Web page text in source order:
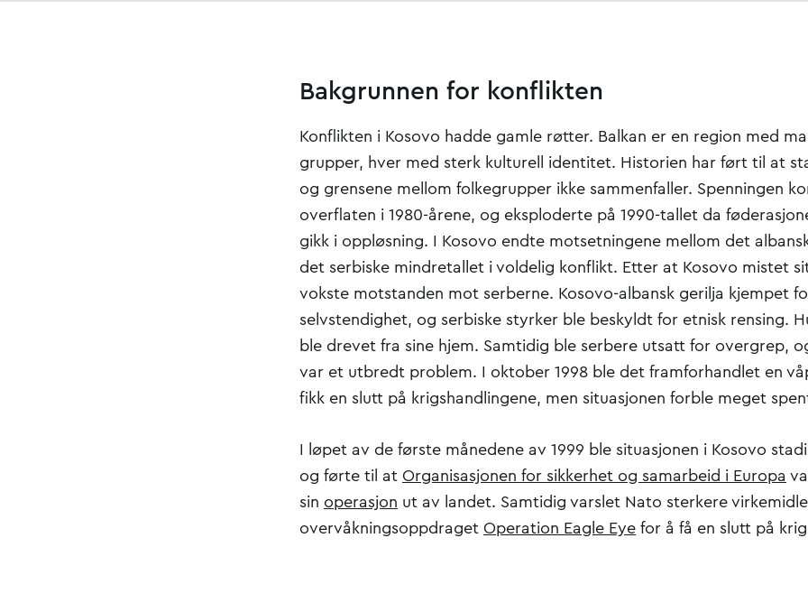
Bakgrunnen for konflikten
Konflikten i Kosovo hadde gamle røtter. Balkan er en region med
grupper, hver med sterk kulturell identitet. Historien har ført til at
og grensene mellom folkegrupper ikke sammenfaller. Spenningen
overflaten i 1980-årene, og eksploderte på 1990-tallet da
gikk i oppløsning. I Kosovo endte motsetningene mellom det
det serbiske mindretallet i voldelig konflikt. Etter at Kosovo mistet
vokste motstanden mot serberne. Kosovo-albansk gerilja kjempet
selvstendighet, og serbiske styrker ble beskyldt for etnisk rensing.
ble drevet fra sine hjem. Samtidig ble serbere utsatt for overgrep,
var et utbredt problem. I oktober 1998 ble det framforhandlet en
fikk en slutt på krigshandlingene, men situasjonen forble meget
I løpet av de første månedene av 1999 ble situasjonen i Kosovo
og førte til at Organisasjonen for sikkerhet og samarbeid i Europa
sin operasjon ut av landet. Samtidig varslet Nato sterkere
overvåkningsoppdraget Operation Eagle Eye for å få en slutt på